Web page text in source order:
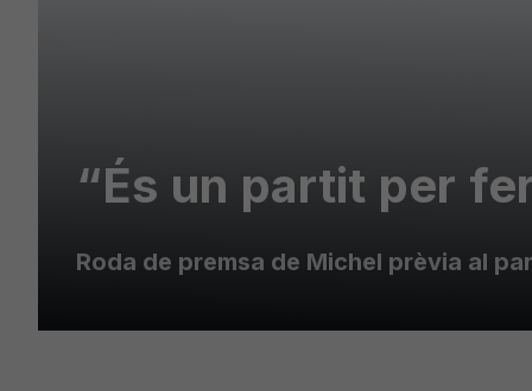
“És un partit per
Roda de premsa de Michel prèvia al